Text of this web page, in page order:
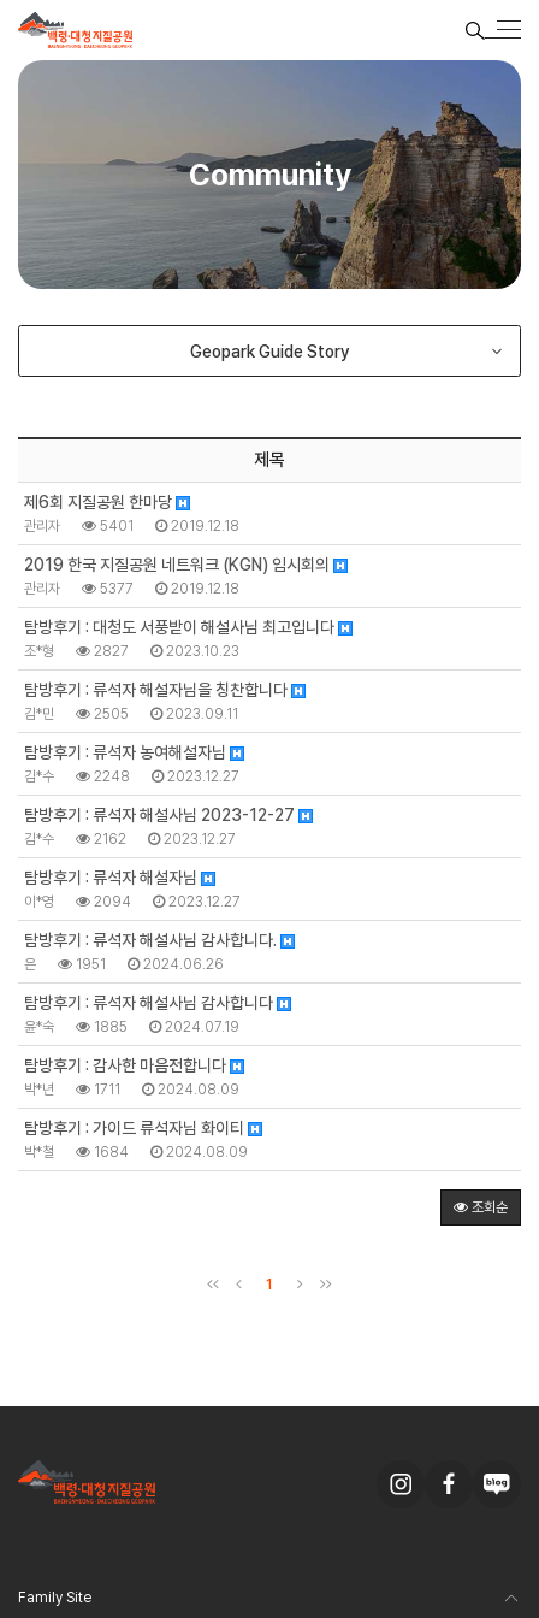
Community
Geopark Guide Story
제목
제6회 지질공원 한마당
관리자 5401 2019.12.18
2019 한국 지질공원 네트워크 (KGN) 임시회의
관리자 5377 2019.12.18
탐방후기 : 대청도 서풍받이 해설사님 최고입니다
조*형 2827 2023.10.23
탐방후기 : 류석자 해설자님을 칭찬합니다
김*민 2505 2023.09.11
탐방후기 : 류석자 농여해설자님
김*수 2248 2023.12.27
탐방후기 : 류석자 해설사님 2023-12-27
김*수 2162 2023.12.27
탐방후기 : 류석자 해설자님
이*영 2094 2023.12.27
탐방후기 : 류석자 해설사님 감사합니다.
은 1951 2024.06.26
탐방후기 : 류석자 해설사님 감사합니다
윤*숙 1885 2024.07.19
탐방후기 : 감사한 마음전합니다
박*년 1711 2024.08.09
탐방후기 : 가이드 류석자님 화이티
박*철 1684 2024.08.09
조회순
1
Family Site